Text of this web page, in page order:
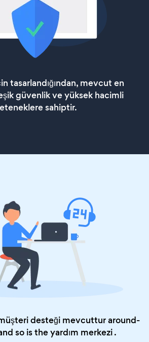
tasarlandığından, mevcut en
güvenlik ve yüksek hacimli
sahiptir.
desteği mevcuttur around-
so is theyardım merkezi.